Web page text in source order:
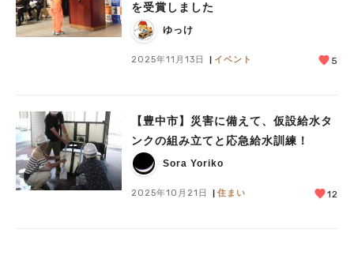
を受賞しました
ゆっけ
2025年11月13日 イベント 5
【豊中市】災害に備えて、仮設給水タ
ンクの組み立てと応急給水訓練！
Sora Yoriko
2025年10月21日 住まい 12
#あなたはどっち？